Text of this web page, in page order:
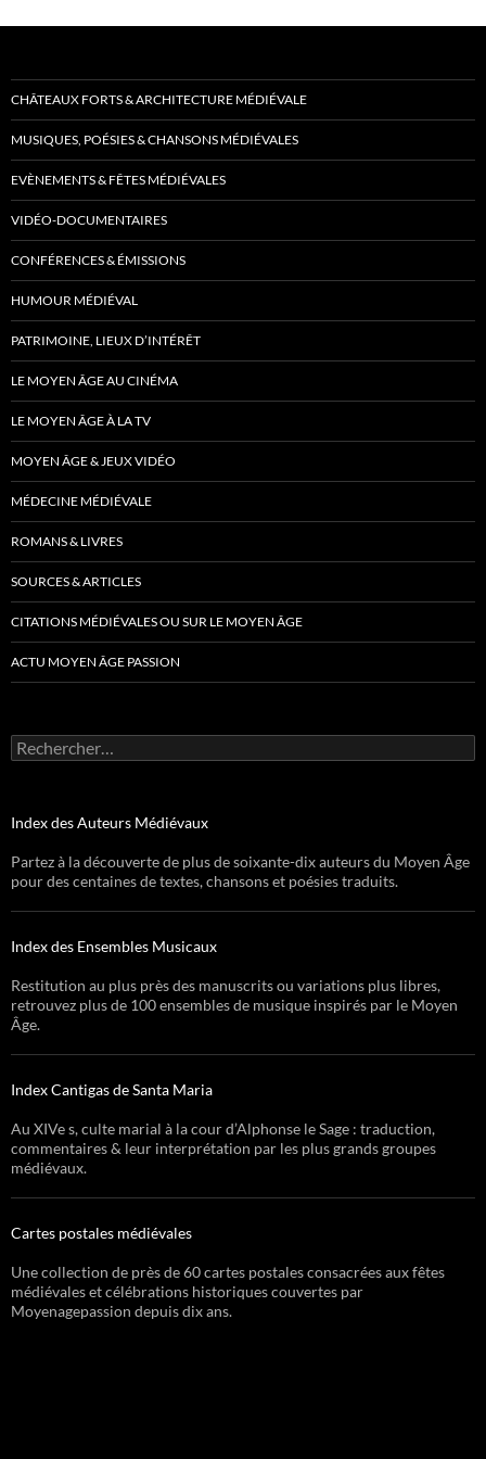
CHÂTEAUX FORTS & ARCHITECTURE MÉDIÉVALE
MUSIQUES, POÉSIES & CHANSONS MÉDIÉVALES
EVÈNEMENTS & FÊTES MÉDIÉVALES
VIDÉO-DOCUMENTAIRES
CONFÉRENCES & ÉMISSIONS
HUMOUR MÉDIÉVAL
PATRIMOINE, LIEUX D’INTÉRÊT
LE MOYEN ÂGE AU CINÉMA
LE MOYEN ÂGE À LA TV
MOYEN ÂGE & JEUX VIDÉO
MÉDECINE MÉDIÉVALE
ROMANS & LIVRES
SOURCES & ARTICLES
CITATIONS MÉDIÉVALES OU SUR LE MOYEN ÂGE
ACTU MOYEN ÂGE PASSION
Rechercher :
Index des Auteurs Médiévaux
Partez à la découverte de plus de soixante-dix auteurs du Moyen Âge
pour des centaines de textes, chansons et poésies traduits.
Index des Ensembles Musicaux
Restitution au plus près des manuscrits ou variations plus libres,
retrouvez plus de 100 ensembles de musique inspirés par le Moyen
Âge.
Index Cantigas de Santa Maria
Au XIVe s, culte marial à la cour d’Alphonse le Sage : traduction,
commentaires & leur interprétation par les plus grands groupes
médiévaux.
Cartes postales médiévales
Une collection de près de 60 cartes postales consacrées aux fêtes
médiévales et célébrations historiques couvertes par
Moyenagepassion depuis dix ans.